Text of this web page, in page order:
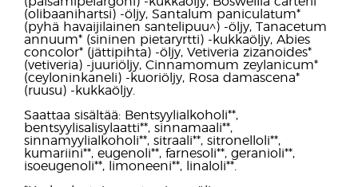
(olibaanihartsi) -öljy, Santalum paniculatum*
(pyhä havaijilainen santelipuu^) -öljy, Tanacetum
annuum* (sininen pietaryrtti) -kukkaöljy, Abies
concolor* (jättipihta) -öljy, Vetiveria zizanoides*
(vetiveria) -juuriöljy, Cinnamomum zeylanicum*
(ceyloninkaneli) -kuoriöljy, Rosa damascena*
(ruusu) -kukkaöljy.
Saattaa sisältää: Bentsyylialkoholi**,
bentsyylisalisylaatti**, sinnamaali**,
sinnamyylialkoholi**, sitraali**, sitronelloli**,
kumariini**, eugenoli**, farnesoli**, geranioli**,
isoeugenoli**, limoneeni**, linaloli**.